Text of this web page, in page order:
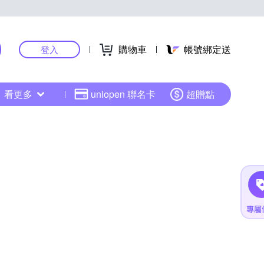
登入 購物車 帳號綁定送
看更多 uniopen 聯名卡 超贈點